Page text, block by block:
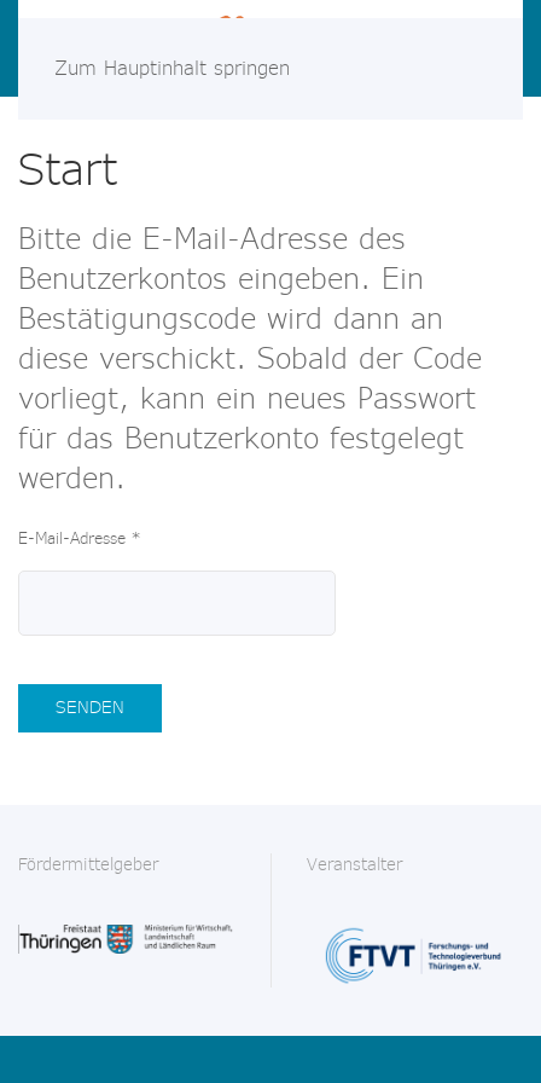
Zum Hauptinhalt springen
Start
Bitte die E-Mail-Adresse des
Benutzerkontos eingeben. Ein
Bestätigungscode wird dann an
diese verschickt. Sobald der Code
vorliegt, kann ein neues Passwort
für das Benutzerkonto festgelegt
werden.
E-Mail-Adresse *
SENDEN
Fördermittelgeber Veranstalter